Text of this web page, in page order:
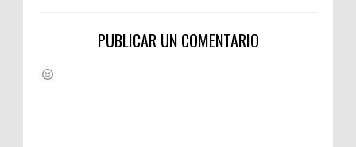
PUBLICAR UN COMENTARIO